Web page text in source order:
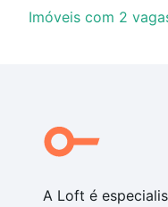
Imóveis com 2
A Loft é